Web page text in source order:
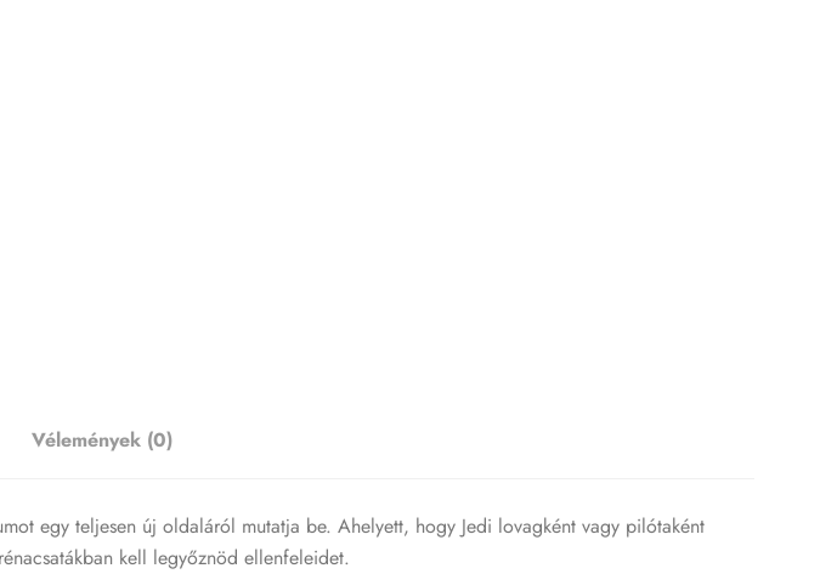
Vélemények (0)
egy teljesen új oldaláról mutatja be. Ahelyett, hogy Jedi lovagként vagy pilótaként
kell legyőznöd ellenfeleidet.